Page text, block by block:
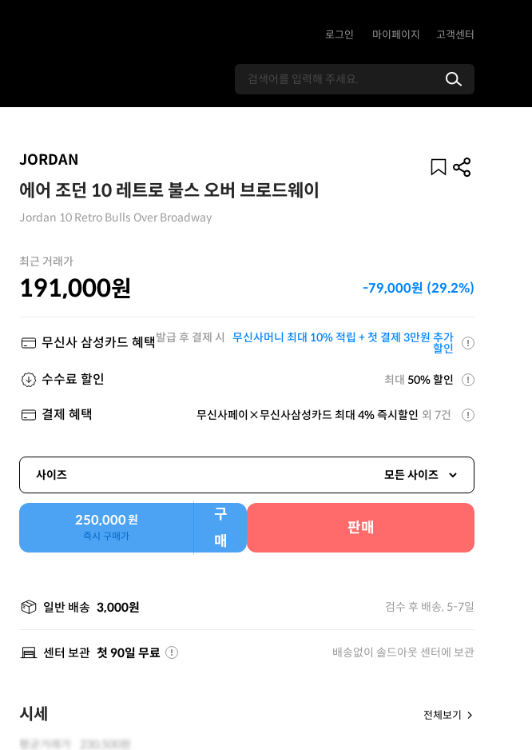
로그인 마이페이지 고객센터
JORDAN
에어 조던 10 레트로 불스 오버 브로드웨이
Jordan 10 Retro Bulls Over Broadway
최근 거래가
191,000원 -79,000원 (29.2%)
무신사 삼성카드 혜택발급 후 결제 시 무신사머니 최대 10% 적립 + 첫 결제 3만원 추가
할인
수수료 할인 최대 50% 할인
결제 혜택 무신사페이×무신사삼성카드 최대 4% 즉시할인 외 7건
사이즈 모든 사이즈
250,000원
즉시 구매가
구
매
판매
일반 배송 3,000원 검수 후 배송, 5-7일
센터 보관 첫 90일 무료 배송없이 솔드아웃 센터에 보관
시세 전체보기
평균거래가 230,500원